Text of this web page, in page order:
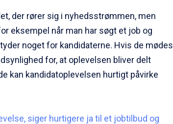
der rører sig i nyhedsstrømmen, men
eksempel når man har søgt et job og
noget for kandidaterne. Hvis de mødes
for, at oplevelsen bliver delt
kan kandidatoplevelsen hurtigt påvirke
siger hurtigere ja til et jobtilbud og